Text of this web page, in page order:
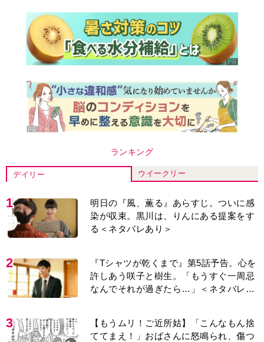
ランキング
デイリー ウイークリー
1
明日の『風、薫る』あらすじ。ついに感
染が収束。黒川は、りんにある提案をす
る＜ネタバレあり＞
2
『Tシャツが乾くまで』第5話予告。心を
許しあう咲子と樹生。「もうすぐ一周忌
なんでそれが過ぎたら…」＜ネタバレあ
3
【もうムリ！ご近所姑】「こんなもん捨
ててまえ！」おばさんに怒鳴られ、傷つ